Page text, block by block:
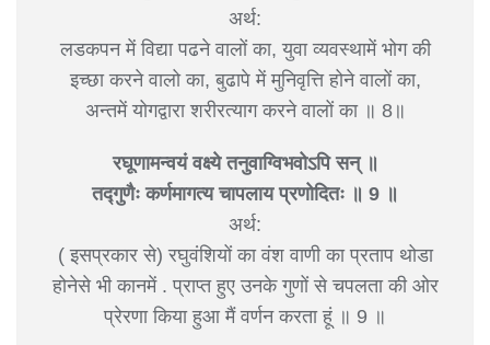
अर्थ:
लडकपन में विद्या पढने वालों का, युवा व्यवस्थामें भोग की
इच्छा करने वालो का, बुढापे में मुनिवृत्ति होने वालों का,
अन्तमें योगद्वारा शरीरत्याग करने वालों का ॥ 8॥
रघूणामन्वयं वक्ष्ये तनुवाग्विभवोऽपि सन् ॥
तद्गुणैः कर्णमागत्य चापलाय प्रणोदितः ॥ 9 ॥
अर्थ:
( इसप्रकार से) रघुवंशियों का वंश वाणी का प्रताप थोडा
होनेसे भी कानमें . प्राप्त हुए उनके गुणों से चपलता की ओर
प्रेरणा किया हुआ मैं वर्णन करता हूं ॥ 9 ॥